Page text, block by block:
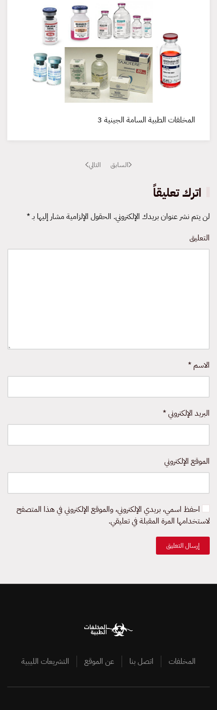
المخلفات الطبية السامة الجينية 3
السابق التالي
اترك تعليقاً
لن يتم نشر عنوان بريدك الإلكتروني. الحقول الإلزامية مشار إليها بـ*
التعليق
الاسم *
البريد الإلكتروني*
الموقع الإلكتروني
احفظ اسمي، بريدي الإلكتروني، والموقع الإلكتروني في هذا المتصفح
لاستخدامها المرة المقبلة في تعليقي.
إرسال التعليق
المخلفات اتصل بنا عن الموقع التشريعات الليبية